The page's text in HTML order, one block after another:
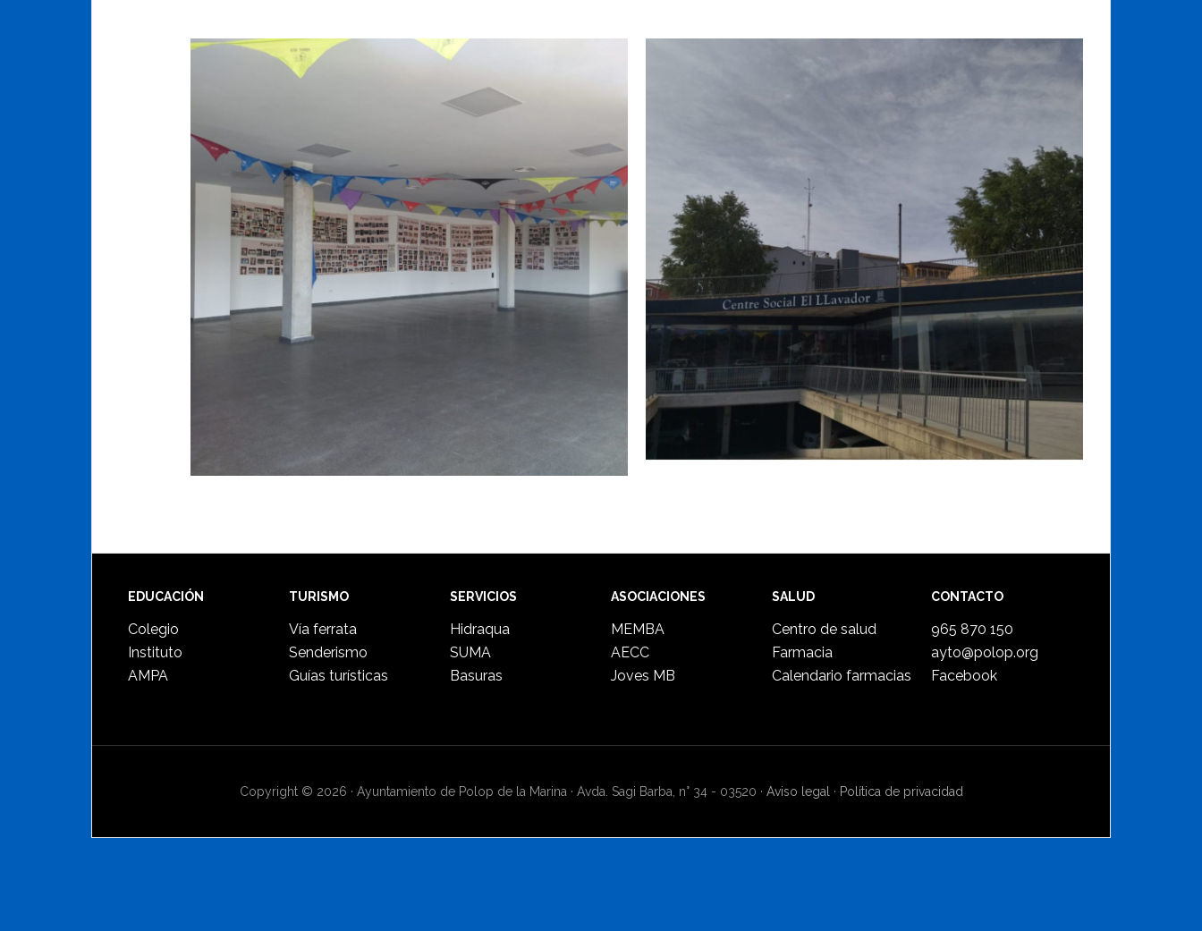
Footer
EDUCACIÓN
Colegio
Instituto
AMPA
TURISMO
Vía ferrata
Senderismo
Guías turísticas
SERVICIOS
Hidraqua
SUMA
Basuras
ASOCIACIONES
MEMBA
AECC
Joves MB
SALUD
Centro de salud
Farmacia
Calendario farmacias
CONTACTO
965 870 150
ayto@polop.org
Facebook
Copyright © 2026 · Ayuntamiento de Polop de la Marina · Avda. Sagi Barba, n° 34 - 03520 · Aviso legal · Política de privacidad